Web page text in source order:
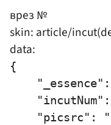
врез №
skin: article/
data:
{
"picsrc":